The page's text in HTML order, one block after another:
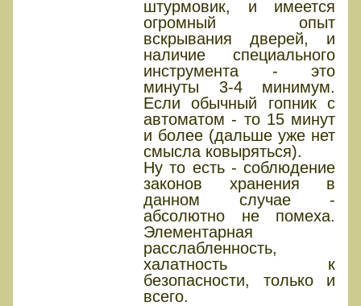
штурмовик, и имеется
огромный опыт
вскрывания дверей, и
наличие специального
инструмента - это
минуты 3-4 минимум.
Если обычный гопник с
автоматом - то 15 минут
и более (дальше уже нет
смысла ковыряться).
Ну то есть - соблюдение
законов хранения в
данном случае -
абсолютно не помеха.
Элементарная
расслабленность,
халатность к
безопасности, только и
всего.